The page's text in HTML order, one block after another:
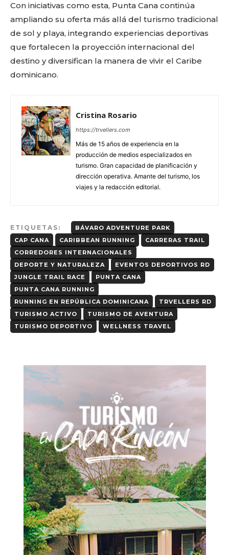
Con iniciativas como esta, Punta Cana continúa
ampliando su oferta más allá del turismo tradicional
de sol y playa, integrando experiencias deportivas
que fortalecen la proyección internacional del
destino y diversifican la manera de vivir el Caribe
dominicano.
Cristina Rosario
https://trvellers.com
Más de 15 años de experiencia en la
producción de medios especializados en
turismo. Gran capacidad de planificación y
dirección operativa. Amante del turismo, los
viajes y la redacción editorial.
ETIQUETAS:
BÁVARO ADVENTURE PARK
CAP CANA
CARIBBEAN RUNNING
CARRERAS TRAIL
CORREDORES INTERNACIONALES
DEPORTE Y NATURALEZA
EVENTOS DEPORTIVOS RD
JUNGLE TRAIL RACE
PUNTA CANA
PUNTA CANA RUNNING
RUNNING EN REPÚBLICA DOMINICANA
TRVELLERS RD
TURISMO ACTIVO
TURISMO DE AVENTURA
TURISMO DEPORTIVO
WELLNESS TRAVEL